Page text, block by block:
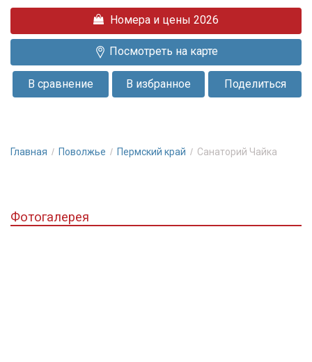
профилакторий
возвышается
берегу
величественной
бора.
Номера и цены 2026
Посмотреть на карте
Поделиться
В избранное
В сравнение
Главная Поволжье Пермский край Санаторий Чайка
Фотогалерея